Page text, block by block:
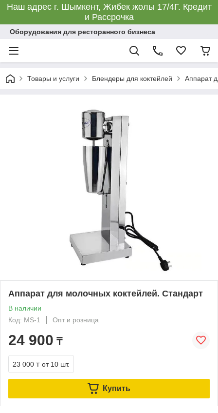
Наш адрес г. Шымкент, Жибек жолы 17/4Г. Кредит
и Рассрочка
Оборудования для ресторанного бизнеса
Товары и услуги Блендеры для коктейлей Аппарат
Аппарат для молочных коктейлей. Стандарт
В наличии
Код: MS-1
Опт и розница
24 900 ₸
23 000 ₸ от 10 шт.
Купить